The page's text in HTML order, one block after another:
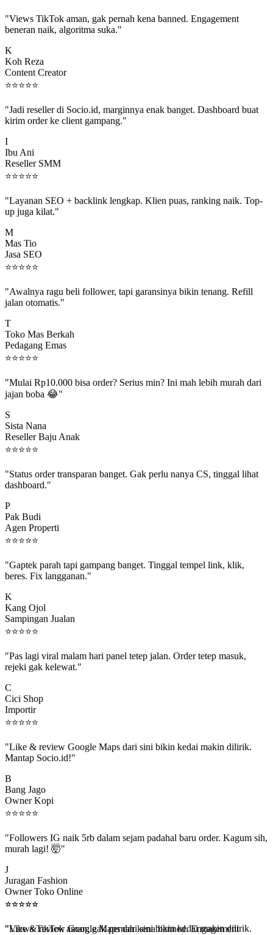
beneran naik, algoritma suka."
Koh Reza
Content Creator
⭐⭐⭐⭐⭐
kirim order ke client gampang."
Ibu Ani
Reseller SMM
⭐⭐⭐⭐⭐
up juga kilat."
Mas Tio
Jasa SEO
⭐⭐⭐⭐⭐
jalan otomatis."
Toko Mas Berkah
Pedagang Emas
⭐⭐⭐⭐⭐
jajan boba 😂"
Sista Nana
Reseller Baju Anak
⭐⭐⭐⭐⭐
dashboard."
Pak Budi
Agen Properti
⭐⭐⭐⭐⭐
beres. Fix langganan."
Kang Ojol
Sampingan Jualan
⭐⭐⭐⭐⭐
rejeki gak kelewat."
Cici Shop
Importir
⭐⭐⭐⭐⭐
Mantap Socio.id!"
Bang Jago
Owner Kopi
⭐⭐⭐⭐ ⭐
murah lagi! 🤯"
Juragan Fashion
Owner Toko Online
⭐⭐⭐⭐ ⭐
beneran naik, algoritma suka."